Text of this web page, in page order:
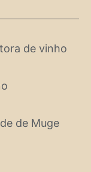
de vinho
de Muge